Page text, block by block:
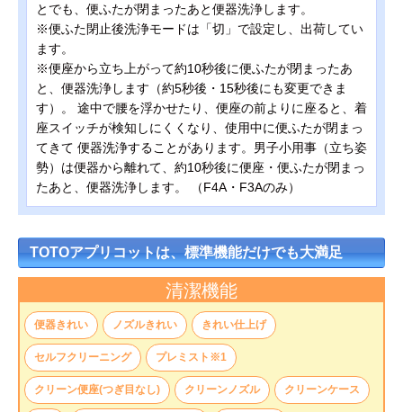
とでも、便ふたが閉まったあと便器洗浄します。
※便ふた閉止後洗浄モードは「切」で設定し、出荷してい
ます。
※便座から立ち上がって約10秒後に便ふたが閉まったあ
と、便器洗浄します（約5秒後・15秒後にも変更できま
す）。 途中で腰を浮かせたり、便座の前よりに座ると、着
座スイッチが検知しにくくなり、使用中に便ふたが閉まっ
てきて 便器洗浄することがあります。男子小用事（立ち姿
勢）は便器から離れて、約10秒後に便座・便ふたが閉まっ
たあと、便器洗浄します。 （F4A・F3Aのみ）
TOTOアプリコットは、標準機能だけでも大満足
清潔機能
便器きれい ノズルきれい きれい仕上げ
セルフクリーニング プレミスト※1
クリーン便座(つぎ目なし) クリーンノズル クリーンケース